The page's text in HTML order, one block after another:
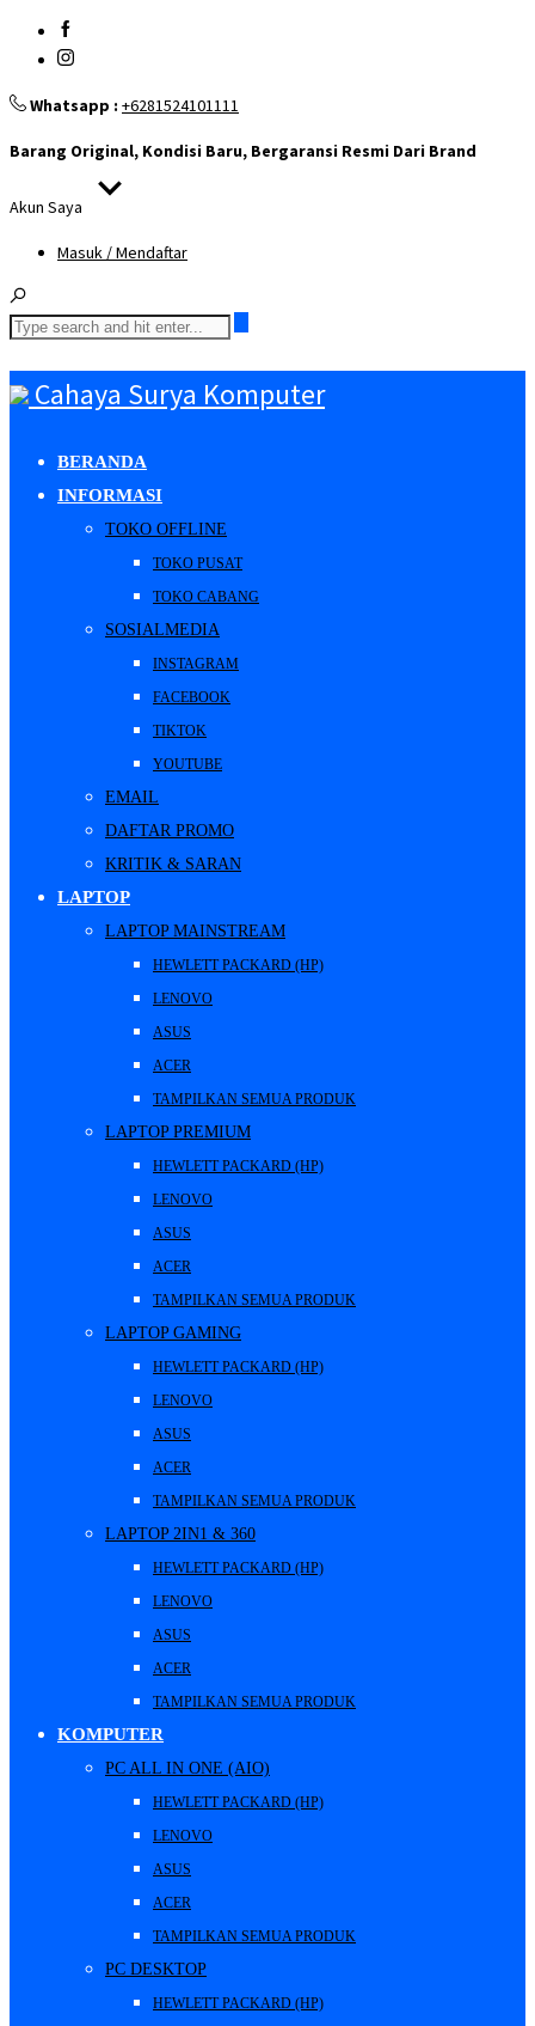
Whatsapp : +6281524101111
Barang Original, Kondisi Baru, Bergaransi Resmi Dari Brand
Akun Saya
Masuk / Mendaftar
Cahaya Surya Komputer
BERANDA
INFORMASI
TOKO OFFLINE
TOKO PUSAT
TOKO CABANG
SOSIALMEDIA
INSTAGRAM
FACEBOOK
TIKTOK
YOUTUBE
EMAIL
DAFTAR PROMO
KRITIK & SARAN
LAPTOP
LAPTOP MAINSTREAM
HEWLETT PACKARD (HP)
LENOVO
ASUS
ACER
TAMPILKAN SEMUA PRODUK
LAPTOP PREMIUM
HEWLETT PACKARD (HP)
LENOVO
ASUS
ACER
TAMPILKAN SEMUA PRODUK
LAPTOP GAMING
HEWLETT PACKARD (HP)
LENOVO
ASUS
ACER
TAMPILKAN SEMUA PRODUK
LAPTOP 2IN1 & 360
HEWLETT PACKARD (HP)
LENOVO
ASUS
ACER
TAMPILKAN SEMUA PRODUK
KOMPUTER
PC ALL IN ONE (AIO)
HEWLETT PACKARD (HP)
LENOVO
ASUS
ACER
TAMPILKAN SEMUA PRODUK
PC DESKTOP
HEWLETT PACKARD (HP)